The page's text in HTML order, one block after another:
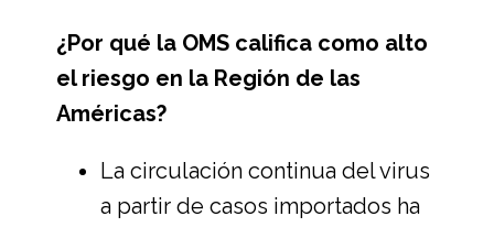
¿Por qué la OMS califica como alto
el riesgo en la Región de las
Américas?
La circulación continua del virus
a partir de casos importados ha